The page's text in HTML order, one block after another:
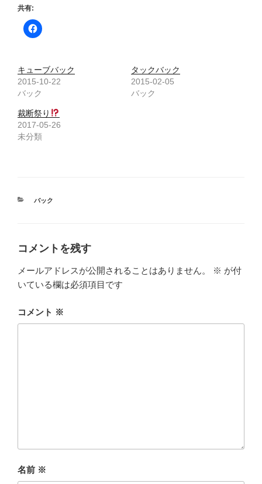
共有:
キューブバック
2015-10-22
バック
タックバック
2015-02-05
バック
裁断祭り
2017-05-26
未分類
カ
バック
コメントを残す
メールアドレスが公開されることはありません。 ※ が付
いている欄は必須項目です
コメント ※
名前 ※